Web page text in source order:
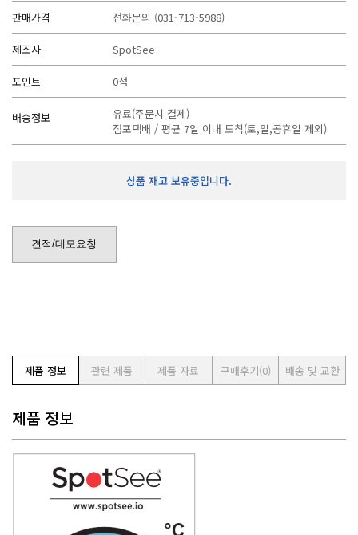
판매가격 전화문의 (031-713-5988)
제조사 SpotSee
포인트 0점
배송정보
유료(주문시 결제)
점포택배 / 평균 7일 이내 도착(토,일,공휴일 제외)
상품 재고 보유중입니다.
견적/데모요청
제품 정보 관련 제품 제품 자료 구매후기(0) 배송 및 교환
제품 정보